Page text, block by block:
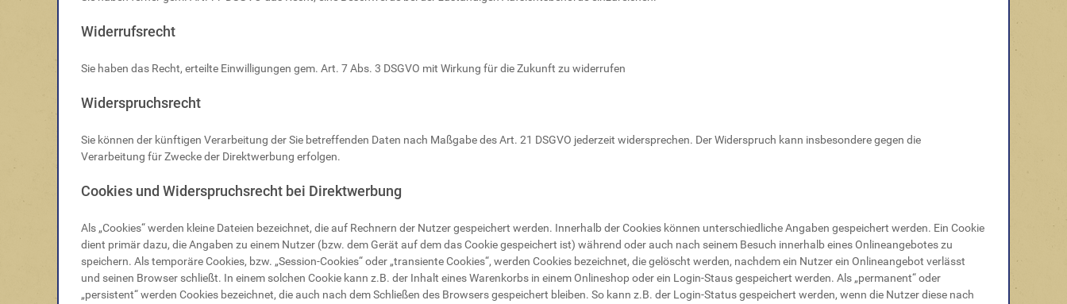
Widerrufsrecht
Sie haben das Recht, erteilte Einwilligungen gem. Art. 7 Abs. 3 DSGVO mit Wirkung für die Zukunft zu widerrufen
Widerspruchsrecht
Sie können der künftigen Verarbeitung der Sie betreffenden Daten nach Maßgabe des Art. 21 DSGVO jederzeit widersprechen. Der Widerspruch kann insbesondere gegen die
Verarbeitung für Zwecke der Direktwerbung erfolgen.
Cookies und Widerspruchsrecht bei Direktwerbung
Als „Cookies“ werden kleine Dateien bezeichnet, die auf Rechnern der Nutzer gespeichert werden. Innerhalb der Cookies können unterschiedliche Angaben gespeichert werden. Ein Cookie
dient primär dazu, die Angaben zu einem Nutzer (bzw. dem Gerät auf dem das Cookie gespeichert ist) während oder auch nach seinem Besuch innerhalb eines Onlineangebotes zu
speichern. Als temporäre Cookies, bzw. „Session-Cookies“ oder „transiente Cookies“, werden Cookies bezeichnet, die gelöscht werden, nachdem ein Nutzer ein Onlineangebot verlässt
und seinen Browser schließt. In einem solchen Cookie kann z.B. der Inhalt eines Warenkorbs in einem Onlineshop oder ein Login-Staus gespeichert werden. Als „permanent“ oder
„persistent“ werden Cookies bezeichnet, die auch nach dem Schließen des Browsers gespeichert bleiben. So kann z.B. der Login-Status gespeichert werden, wenn die Nutzer diese nach